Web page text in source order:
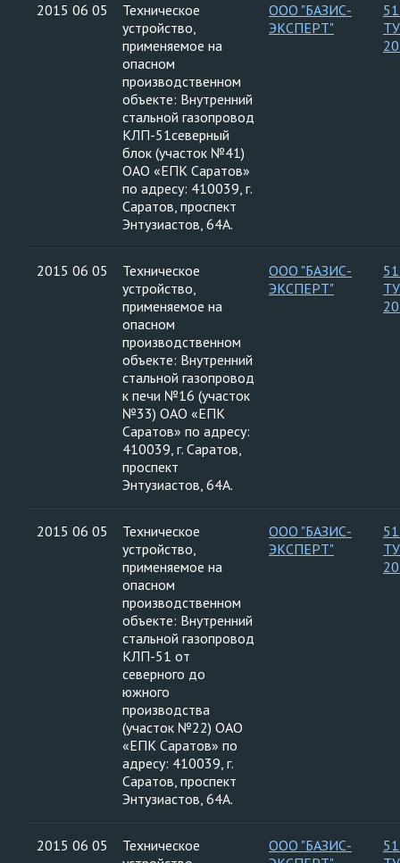
2015 06 05
Техническое
устройство,
применяемое на
опасном
производственном
объекте: Внутренний
стальной газопровод
КЛП-51северный
блок (участок №41)
ОАО «ЕПК Саратов»
по адресу: 410039, г.
Саратов, проспект
Энтузиастов, 64А.
ООО "БАЗИС-
ЭКСПЕРТ"
2015 06 05
Техническое
устройство,
применяемое на
опасном
производственном
объекте: Внутренний
стальной газопровод
к печи №16 (участок
№33) ОАО «ЕПК
Саратов» по адресу:
410039, г. Саратов,
проспект
Энтузиастов, 64А.
ООО "БАЗИС-
ЭКСПЕРТ"
2015 06 05
Техническое
устройство,
применяемое на
опасном
производственном
объекте: Внутренний
стальной газопровод
КЛП-51 от
северного до
южного
производства
(участок №22) ОАО
«ЕПК Саратов» по
адресу: 410039, г.
Саратов, проспект
Энтузиастов, 64А.
ООО "БАЗИС-
ЭКСПЕРТ"
2015 06 05
Техническое
ООО "БАЗИС-